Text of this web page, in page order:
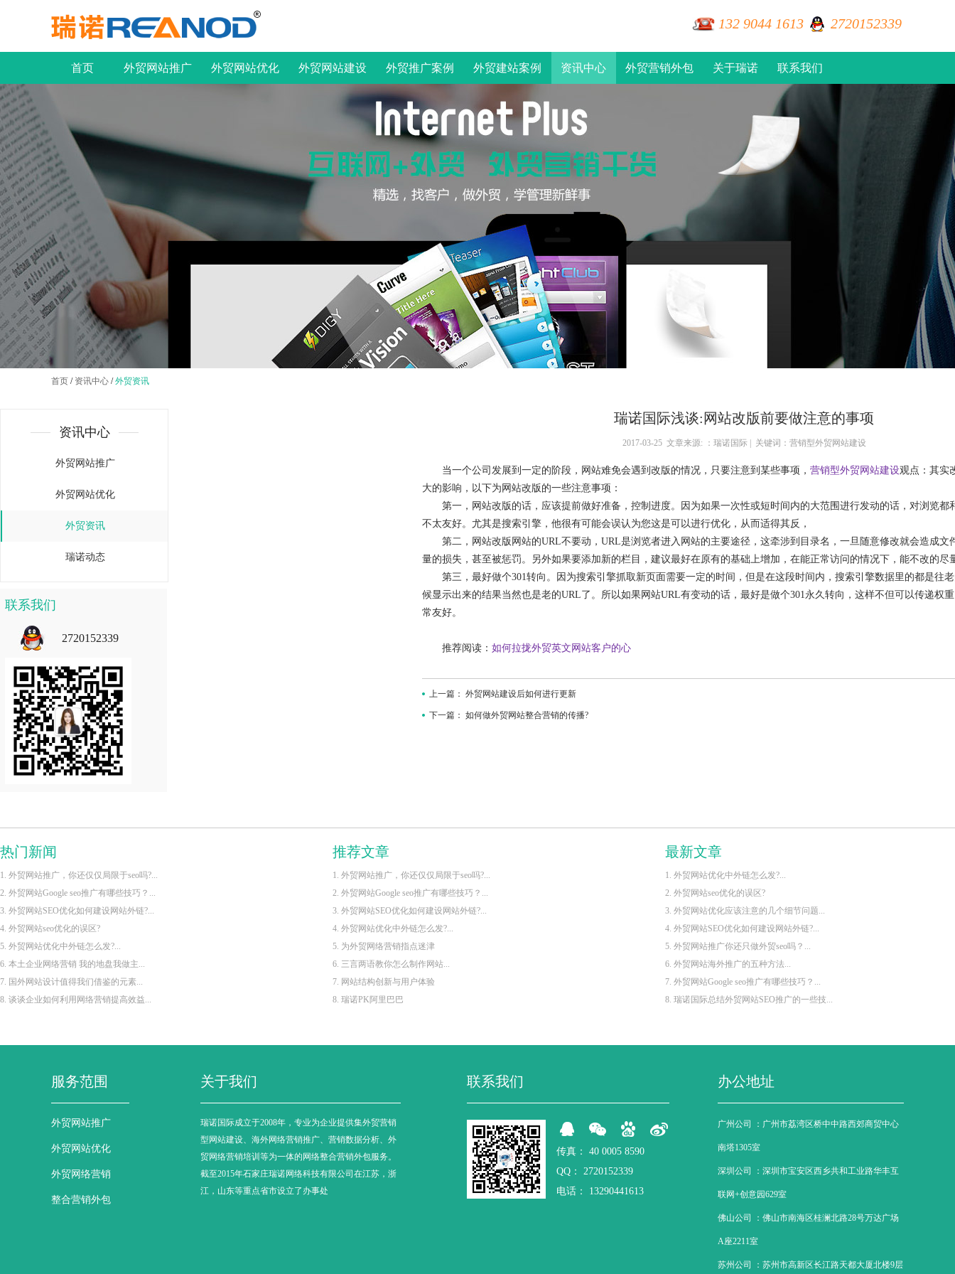
2720152339
132 9044 1613
首页 外贸网站推广 外贸网站优化 外贸网站建设 外贸推广案例 外贸建站案例 资讯中心 外贸营销外包 关于瑞诺 联系我们
首页 / 资讯中心 /外贸资讯
瑞诺国际浅谈:网站改版前要做注意的事项
2017-03-25 文章来源: ：瑞诺国际 | 关键词：营销型外贸网站建设
当一个公司发展到一定的阶段，网站难免会遇到改版的情况，只要注意到某些事项， 营销型外贸网站建设观点：其实
大的影响，以下为网站改版的一些注意事项：
第一，网站改版的话，应该提前做好准备，控制进度。因为如果一次性或短时间内的大范围进行发动的话，对浏览都
不太友好。尤其是搜索引擎，他很有可能会误认为您这是可以进行优化，从而适得其反，
第二，网站改版网站的URL不要动，URL是浏览者进入网站的主要途径，这牵涉到目录名，一旦随意修改就会造成文
量的损失，甚至被惩罚。另外如果要添加新的栏目，建议最好在原有的基础上增加，在能正常访问的情况下，能不改的尽
第三，最好做个301转向。因为搜索引擎抓取新页面需要一定的时间，但是在这段时间内，搜索引擎数据里的都是往
候显示出来的结果当然也是老的URL了。所以如果网站URL有变动的话，最好是做个301永久转向，这样不但可以传递权
常友好。
推荐阅读： 如何拉拢外贸英文网站客户的心
上一篇： 外贸网站建设后如何进行更新
下一篇： 如何做外贸网站整合营销的传播?
资讯中心
外贸网站推广
外贸网站优化
外贸资讯
瑞诺动态
联系我们
2720152339
热门新闻
1. 外贸网站推广，你还仅仅局限于seo吗?...
2. 外贸网站Google seo推广有哪些技巧？...
3. 外贸网站SEO优化如何建设网站外链?...
4. 外贸网站seo优化的误区?
5. 外贸网站优化中外链怎么发?...
6. 本土企业网络营销 我的地盘我做主...
7. 国外网站设计值得我们借鉴的元素...
8. 谈谈企业如何利用网络营销提高效益...
推荐文章
1. 外贸网站推广，你还仅仅局限于seo吗?...
2. 外贸网站Google seo推广有哪些技巧？...
3. 外贸网站SEO优化如何建设网站外链?...
4. 外贸网站优化中外链怎么发?...
5. 为外贸网络营销指点迷津
6. 三言两语教你怎么制作网站...
7. 网站结构创新与用户体验
8. 瑞诺PK阿里巴巴
最新文章
1. 外贸网站优化中外链怎么发?...
2. 外贸网站seo优化的误区?
3. 外贸网站优化应该注意的几个细节问题...
4. 外贸网站SEO优化如何建设网站外链?...
5. 外贸网站推广你还只做外贸seo吗？...
6. 外贸网站海外推广的五种方法...
7. 外贸网站Google seo推广有哪些技巧？...
8. 瑞诺国际总结外贸网站SEO推广的一些技...
服务范围
外贸网站推广
外贸网站优化
外贸网络营销
整合营销外包
关于我们
瑞诺国际成立于2008年，专业为企业提供集外贸营销
型网站建设、海外网络营销推广、营销数据分析、外
贸网络营销培训等为一体的网络整合营销外包服务。
截至2015年石家庄瑞诺网络科技有限公司在江苏，浙
江，山东等重点省市设立了办事处
联系我们
传真：
40 0005 8590
QQ：
2720152339
电话：
13290441613
办公地址
广州公司 ： 广州市荔湾区桥中中路西郊商贸中心
南塔1305室
深圳公司 ： 深圳市宝安区西乡共和工业路华丰互
联网+创意园629室
佛山公司 ： 佛山市南海区桂澜北路28号万达广场
A座2211室
苏州公司 ： 苏州市高新区长江路天都大厦北楼9层